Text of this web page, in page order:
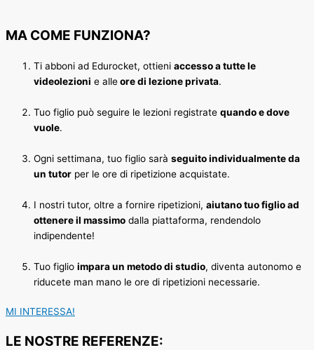
MA COME FUNZIONA?
Ti abboni ad Edurocket, ottieni accesso a tutte le
videolezioni e alleore di lezione privata.
Tuo figlio può seguire le lezioni registrate quando e dove
vuole.
Ogni settimana, tuo figlio sarà seguito individualmente da
un tutor per le ore di ripetizione acquistate.
I nostri tutor, oltre a fornire ripetizioni, aiutano tuo figlio ad
ottenere il massimo dalla piattaforma, rendendolo
indipendente!
Tuo figlio impara un metodo di studio, diventa autonomo e
riducete man mano le ore di ripetizioni necessarie.
MI INTERESSA!
LE NOSTRE REFERENZE: